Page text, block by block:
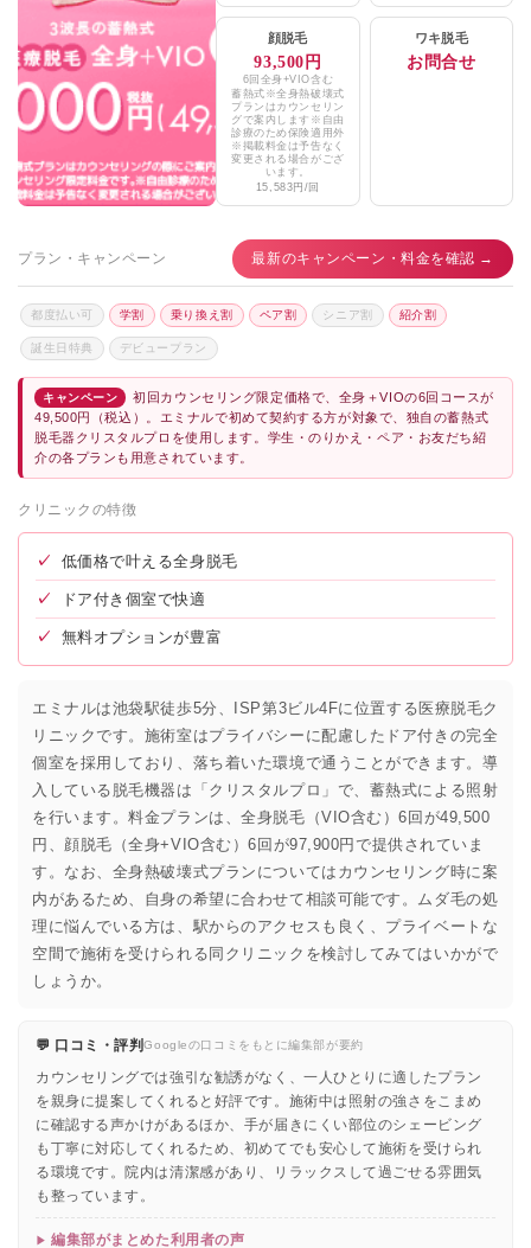
顔脱毛
93,500円
6回全身+VIO含む
蓄熱式※全身熱破壊式
プランはカウンセリン
グで案内します※自由
診療のため保険適用外
※掲載料金は予告なく
変更される場合がござ
います。
15,583円/回
ワキ脱毛
お問合せ
プラン・キャンペーン 最新のキャンペーン・料金を確認 →
都度払い可 学割 乗り換え割 ペア割 シニア割 紹介割
誕生日特典 デビュープラン
キャンペーン
初回カウンセリング限定価格で、全身＋VIOの6回コースが
49,500円（税込）。エミナルで初めて契約する方が対象で、独自の蓄熱式
脱毛器クリスタルプロを使用します。学生・のりかえ・ペア・お友だち紹
介の各プランも用意されています。
クリニックの特徴
✓ 低価格で叶える全身脱毛
✓ ドア付き個室で快適
✓ 無料オプションが豊富
エミナルは池袋駅徒歩5分、ISP第3ビル4Fに位置する医療脱毛ク
リニックです。施術室はプライバシーに配慮したドア付きの完全
個室を採用しており、落ち着いた環境で通うことができます。導
入している脱毛機器は「クリスタルプロ」で、蓄熱式による照射
を行います。料金プランは、全身脱毛（VIO含む）6回が49,500
円、顔脱毛（全身+VIO含む）6回が97,900円で提供されていま
す。なお、全身熱破壊式プランについてはカウンセリング時に案
内があるため、自身の希望に合わせて相談可能です。ムダ毛の処
理に悩んでいる方は、駅からのアクセスも良く、プライベートな
空間で施術を受けられる同クリニックを検討してみてはいかがで
しょうか。
💬 口コミ・評判Googleの口コミをもとに編集部が要約
カウンセリングでは強引な勧誘がなく、一人ひとりに適したプラン
を親身に提案してくれると好評です。施術中は照射の強さをこまめ
に確認する声かけがあるほか、手が届きにくい部位のシェービング
も丁寧に対応してくれるため、初めてでも安心して施術を受けられ
る環境です。院内は清潔感があり、リラックスして過ごせる雰囲気
も整っています。
編集部がまとめた利用者の声